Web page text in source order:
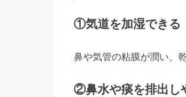
①気道を加湿できる
鼻や気管の粘膜が潤い、
②鼻水や痰を排出し